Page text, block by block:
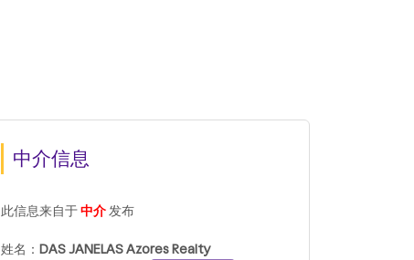
中介信息
此信息来自于中介发布
姓名： DAS JANELAS Azores Realty